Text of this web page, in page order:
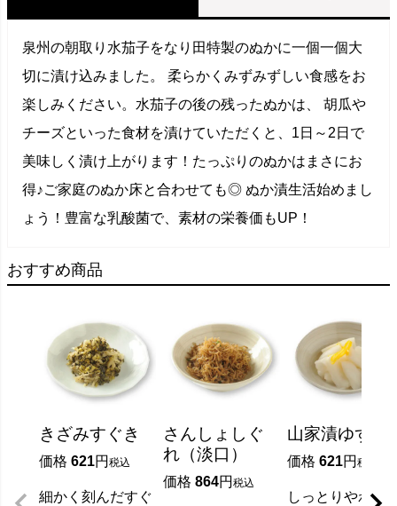
泉州の朝取り水茄子をなり田特製のぬかに一個一個大
切に漬け込みました。 柔らかくみずみずしい食感をお
楽しみください。水茄子の後の残ったぬかは、 胡瓜や
チーズといった食材を漬けていただくと、1日～2日で
美味しく漬け上がります！たっぷりのぬかはまさにお
得♪ご家庭のぬか床と合わせても◎ ぬか漬生活始めまし
ょう！豊富な乳酸菌で、素材の栄養価もUP！
おすすめ商品
きざみすぐき
価格 621 税込
細かく刻んだすぐ
さんしょしぐ
れ（淡口）
価格 864 税込
山家漬ゆず
価格 621 税込
しっとりやわら